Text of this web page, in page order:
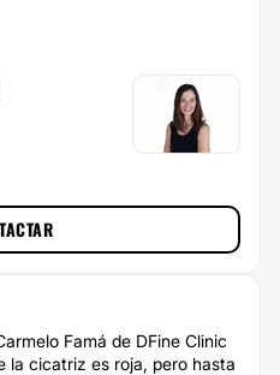
Famá de DFine Clinic
la cicatriz es roja, pero hasta